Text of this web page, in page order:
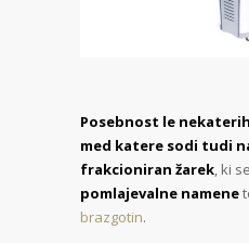
Posebnost le
med katere sodi tudi
frakcioniran žarek, ki
pomlajevalne namene
brazgotin.